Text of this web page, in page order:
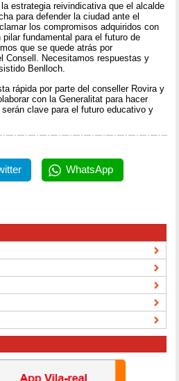
estrategia reivindicativa que el alcalde
para defender la ciudad ante el
los compromisos adquiridos con
fundamental para el futuro de
que se quede atrás por
Consell. Necesitamos respuestas y
Benlloch.
rápida por parte del conseller Rovira y
con la Generalitat para hacer
clave para el futuro educativo y
WhatsApp